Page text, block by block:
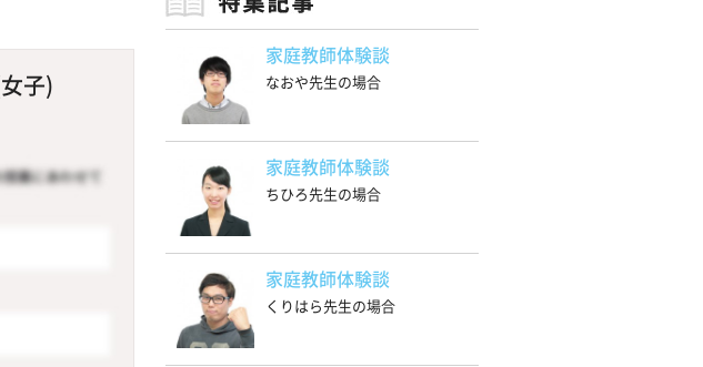
子)
家庭教師体験談
なおや先生の場合
家庭教師体験談
ちひろ先生の場合
家庭教師体験談
くりはら先生の場合